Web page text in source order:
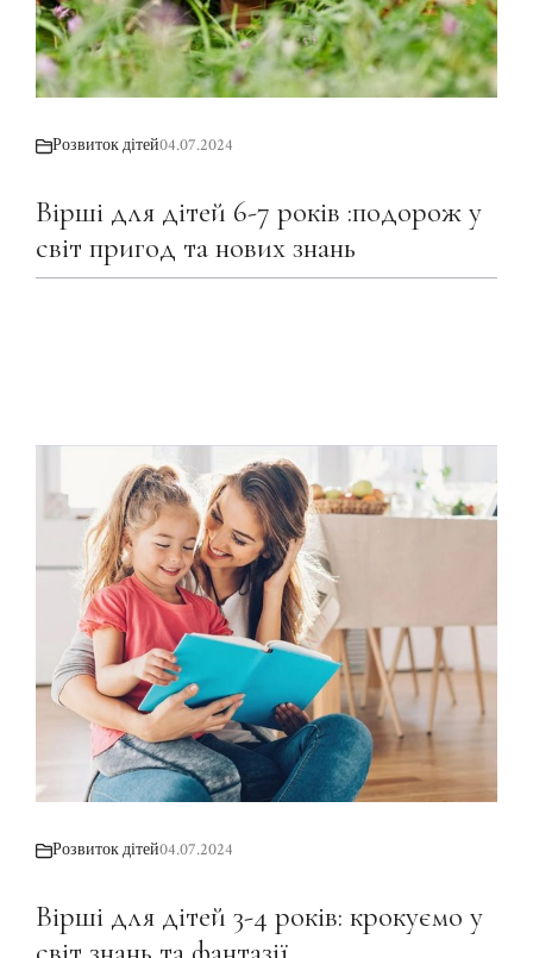
Розвиток дітей04.07.2024
Вірші для дітей 6-7 років :подорож у
світ пригод та нових знань
Розвиток дітей04.07.2024
Вірші для дітей 3-4 років: крокуємо у